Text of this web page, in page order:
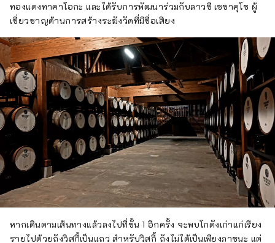
ทองแดงทาคาโอกะ และได้รับการพัฒนาร่วมกับลาวซี เซซาคุโช ผู้
เชี่ยวชาญด้านการสร้างระฆังวัดที่มีชื่อเสียง
หากเดินตามเส้นทางแล้วลงไปที่ชั้น 1 อีกครั้ง จะพบโกดังเก่าแก่เรียง
รายไปด้วยถังวิสกี้เป็นแถว สำหรับวิสกี้ ถังไม่ได้เป็นเพียงภาชนะ แต่